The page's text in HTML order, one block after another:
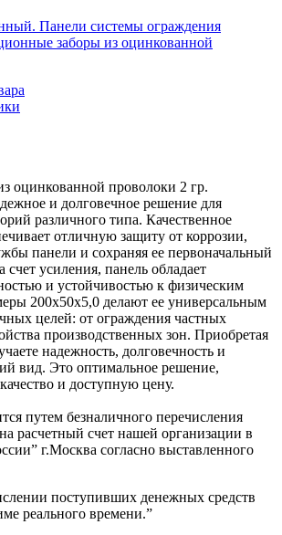
Панели системы ограждения
заборы из оцинкованной
оцинкованной проволоки 2 гр.
и долговечное решение для
различного типа. Качественное
отличную защиту от коррозии,
панели и сохраняя ее первоначальный
счет усиления, панель обладает
и устойчивостью к физическим
200х50х5,0 делают ее универсальным
целей: от ограждения частных
производственных зон. Приобретая
надежность, долговечность и
вид. Это оптимальное решение,
и доступную цену.
путем безналичного перечисления
расчетный счет нашей организации в
г.Москва согласно выставленного
поступивших денежных средств
реального времени.”